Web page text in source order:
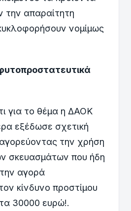
την απαραίτητη
νομίμως
για το θέμα η ΔΑΟΚ
εξέδωσε σχετική
την χρήση
σκευασμάτων που ήδη
αγορά
κίνδυνο προστίμου
30000 ευρώ!.